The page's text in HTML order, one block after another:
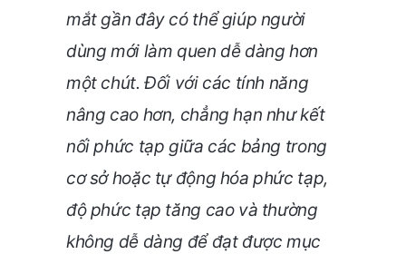
mắt gần đây có thể giúp người
dùng mới làm quen dễ dàng hơn
một chút. Đối với các tính năng
nâng cao hơn, chẳng hạn như kết
nối phức tạp giữa các bảng trong
cơ sở hoặc tự động hóa phức tạp,
độ phức tạp tăng cao và thường
không dễ dàng để đạt được mục